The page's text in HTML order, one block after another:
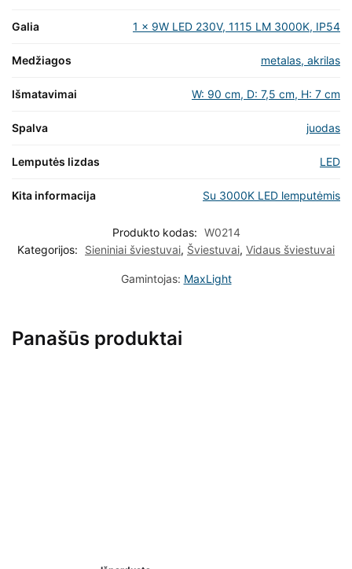
Galia 1 x 9W LED 230V, 1115 LM 3000K, IP54
Medžiagos metalas, akrilas
Išmatavimai W: 90 cm, D: 7,5 cm, H: 7 cm
Spalva juodas
Lemputės lizdas LED
Kita informacija Su 3000K LED lemputėmis
Produkto kodas: W0214
Kategorijos:
Sieniniai šviestuvai, Šviestuvai, Vidaus šviestuvai
Gamintojas: MaxLight
Panašūs produktai